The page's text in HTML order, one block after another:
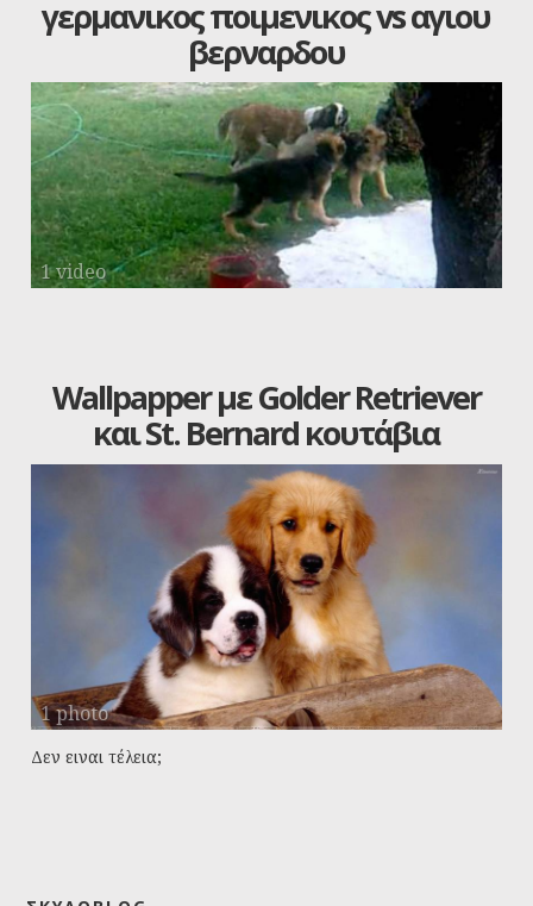
γερμανικος ποιμενικος vs αγιου
βερναρδου
1 video
Wallpapper με Golder Retriever
και St. Bernard κουτάβια
1 photo
Δεν ειναι τέλεια;